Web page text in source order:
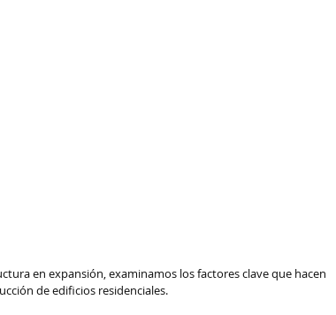
en expansión, examinamos los factores clave que hacen
de edificios residenciales.